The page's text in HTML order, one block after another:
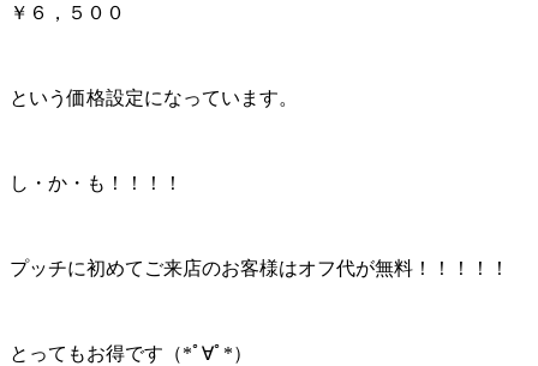
￥６，５００
という価格設定になっています。
し・か・も！！！！
プッチに初めてご来店のお客様はオフ代が無料！！！！！
とってもお得です（*ﾟ∀ﾟ*）